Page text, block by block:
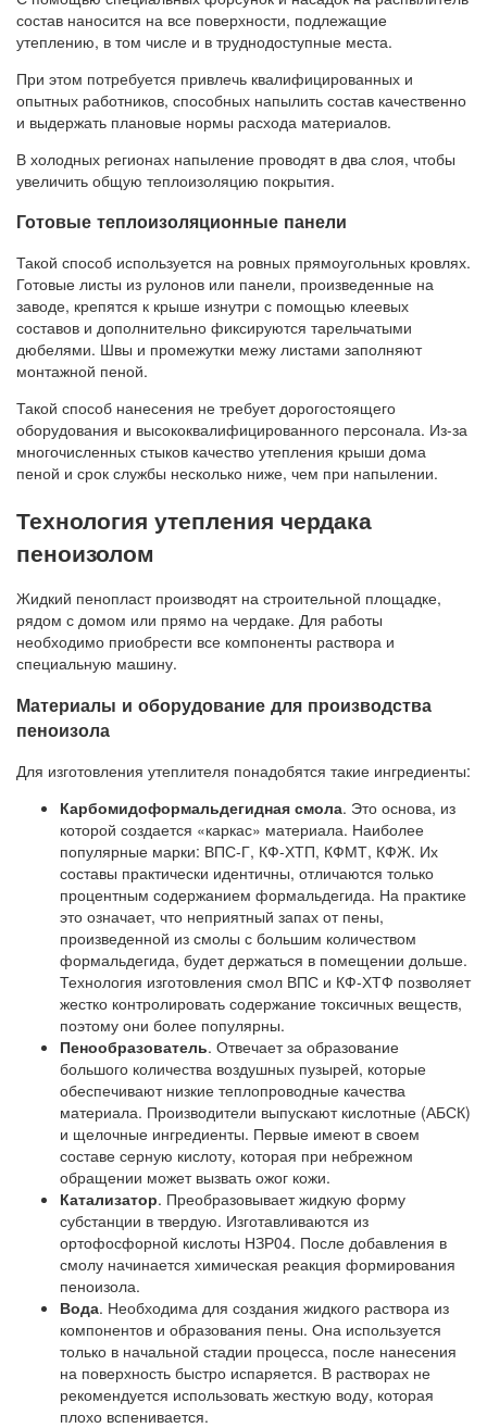
состав наносится на все поверхности, подлежащие
утеплению, в том числе и в труднодоступные места.
При этом потребуется привлечь квалифицированных и
опытных работников, способных напылить состав качественно
и выдержать плановые нормы расхода материалов.
В холодных регионах напыление проводят в два слоя, чтобы
увеличить общую теплоизоляцию покрытия.
Готовые теплоизоляционные панели
Такой способ используется на ровных прямоугольных кровлях.
Готовые листы из рулонов или панели, произведенные на
заводе, крепятся к крыше изнутри с помощью клеевых
составов и дополнительно фиксируются тарельчатыми
дюбелями. Швы и промежутки межу листами заполняют
монтажной пеной.
Такой способ нанесения не требует дорогостоящего
оборудования и высококвалифицированного персонала. Из-за
многочисленных стыков качество утепления крыши дома
пеной и срок службы несколько ниже, чем при напылении.
Технология утепления чердака
пеноизолом
Жидкий пенопласт производят на строительной площадке,
рядом с домом или прямо на чердаке. Для работы
необходимо приобрести все компоненты раствора и
специальную машину.
Материалы и оборудование для производства
пеноизола
Для изготовления утеплителя понадобятся такие ингредиенты:
Карбомидоформальдегидная смола. Это основа, из
которой создается «каркас» материала. Наиболее
популярные марки: ВПС-Г, КФ-ХТП, КФМТ, КФЖ. Их
составы практически идентичны, отличаются только
процентным содержанием формальдегида. На практике
это означает, что неприятный запах от пены,
произведенной из смолы с большим количеством
формальдегида, будет держаться в помещении дольше.
Технология изготовления смол ВПС и КФ-ХТФ позволяет
жестко контролировать содержание токсичных веществ,
поэтому они более популярны.
Пенообразователь. Отвечает за образование
большого количества воздушных пузырей, которые
обеспечивают низкие теплопроводные качества
материала. Производители выпускают кислотные (АБСК)
и щелочные ингредиенты. Первые имеют в своем
составе серную кислоту, которая при небрежном
обращении может вызвать ожог кожи.
Катализатор. Преобразовывает жидкую форму
субстанции в твердую. Изготавливаются из
ортофосфорной кислоты НЗР04. После добавления в
смолу начинается химическая реакция формирования
пеноизола.
Вода. Необходима для создания жидкого раствора из
компонентов и образования пены. Она используется
только в начальной стадии процесса, после нанесения
на поверхность быстро испаряется. В растворах не
рекомендуется использовать жесткую воду, которая
плохо вспенивается.